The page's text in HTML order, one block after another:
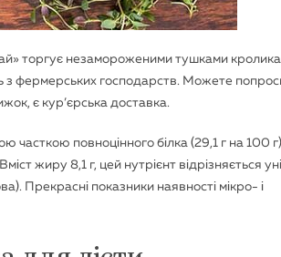
торгує незамороженими тушками кролика
з фермерських господарств. Можете
є кур’єрська доставка.
часткою повноцінного білка (29,1 г на 100
жиру 8,1 г, цей нутрієнт відрізняється
Прекрасні показники наявності мікро- і